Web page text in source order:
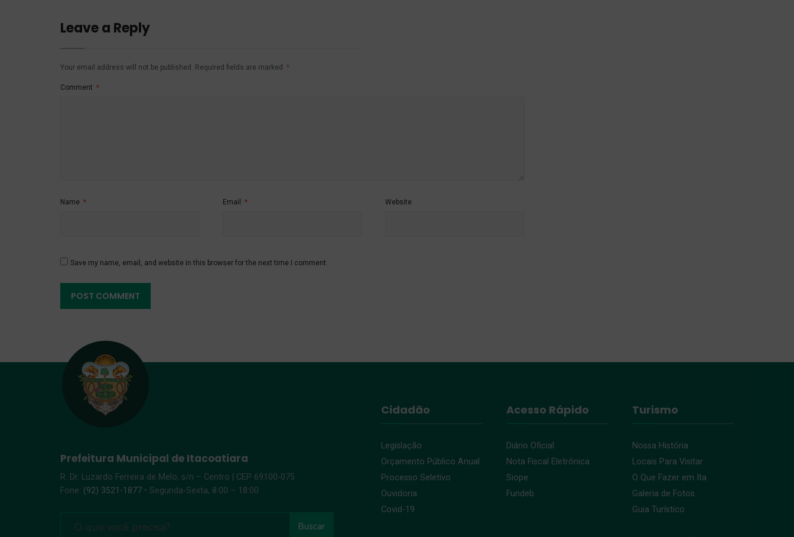
Leave a Reply
Your email address will not be published. Required fields are marked *
Comment *
Name * Email * Website
Save my name, email, and website in this browser for the next time I comment.
Prefeitura Municipal de Itacoatiara
R. Dr. Luzardo Ferreira de Melo, s/n – Centro | CEP 69100-075
Fone: (92) 3521-1877 • Segunda-Sexta, 8:00 – 18:00
Buscar
Cidadão
Legislação
Orçamento Público Anual
Processo Seletivo
Ouvidoria
Covid-19
Acesso Rápido
Diário Oficial
Nota Fiscal Eletrônica
Siope
Fundeb
Turismo
Nossa História
Locais Para Visitar
O Que Fazer em Ita
Galeria de Fotos
Guia Turístico